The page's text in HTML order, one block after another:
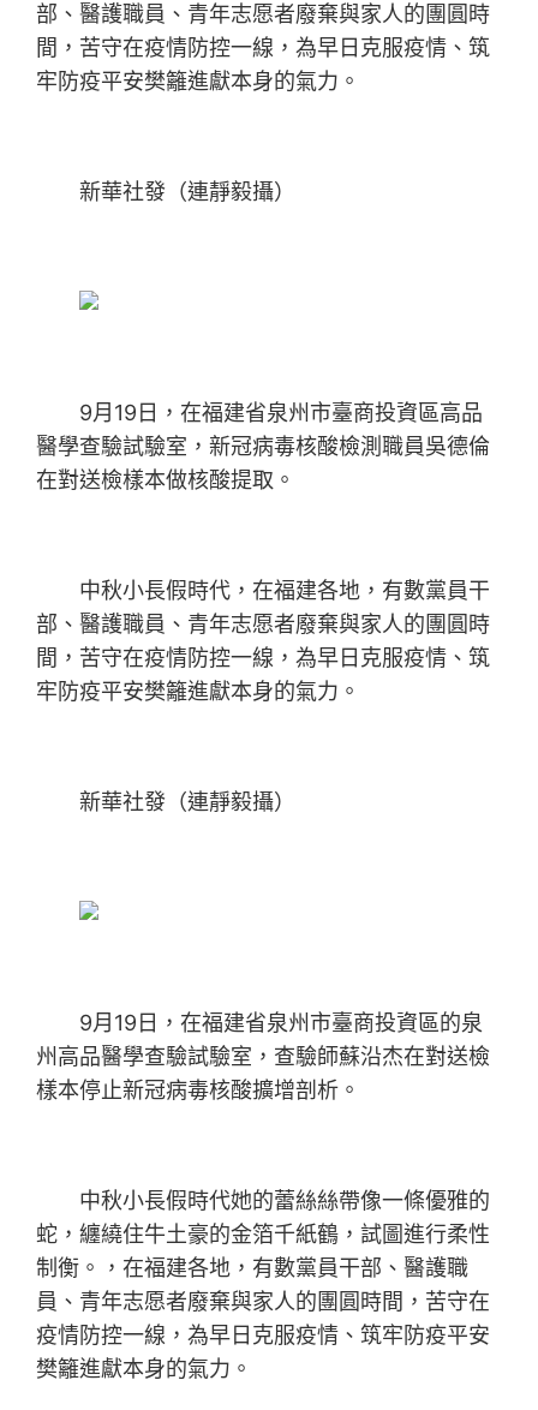
部、醫護職員、青年志愿者廢棄與家人的團圓時
間，苦守在疫情防控一線，為早日克服疫情、筑
牢防疫平安樊籬進獻本身的氣力。
新華社發（連靜毅攝）
9月19日，在福建省泉州市臺商投資區高品
醫學查驗試驗室，新冠病毒核酸檢測職員吳德倫
在對送檢樣本做核酸提取。
中秋小長假時代，在福建各地，有數黨員干
部、醫護職員、青年志愿者廢棄與家人的團圓時
間，苦守在疫情防控一線，為早日克服疫情、筑
牢防疫平安樊籬進獻本身的氣力。
新華社發（連靜毅攝）
9月19日，在福建省泉州市臺商投資區的泉
州高品醫學查驗試驗室，查驗師蘇沿杰在對送檢
樣本停止新冠病毒核酸擴增剖析。
中秋小長假時代她的蕾絲絲帶像一條優雅的
蛇，纏繞住牛土豪的金箔千紙鶴，試圖進行柔性
制衡。，在福建各地，有數黨員干部、醫護職
員、青年志愿者廢棄與家人的團圓時間，苦守在
疫情防控一線，為早日克服疫情、筑牢防疫平安
樊籬進獻本身的氣力。